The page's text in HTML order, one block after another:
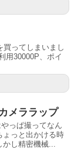
ってしまいまし
用30000P、ポイ
メララップ
っぱ撮ってなん
ょっと出かける時
かし精密機械...